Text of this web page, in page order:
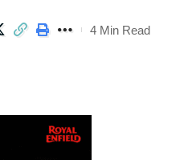
4 Min Read